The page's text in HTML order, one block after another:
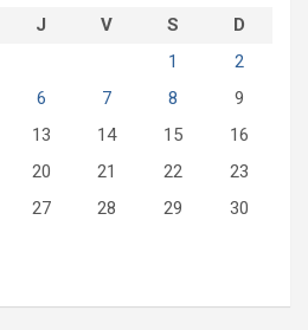
J V S
D
1
2
6 7 8
9
13 14 15
16
20 21 22
23
27 28 29
30